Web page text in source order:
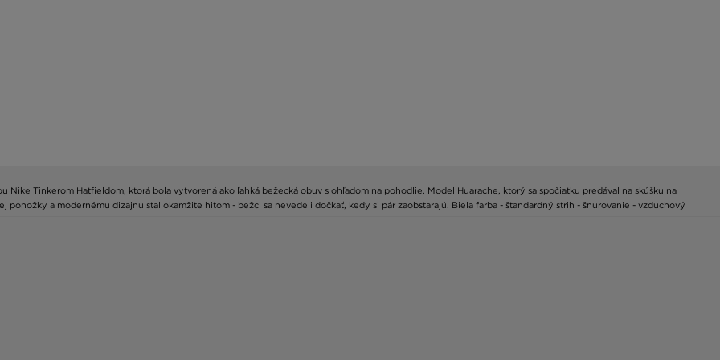
Tinkerom Hatfieldom, ktorá bola vytvorená ako ľahká bežecká obuv s ohľadom na pohodlie. Model Huarache, ktorý sa spočiatku predával na skúšku na
a modernému dizajnu stal okamžite hitom - bežci sa nevedeli dočkať, kedy si pár zaobstarajú. Biela farba - štandardný strih - šnurovanie - vzduchový